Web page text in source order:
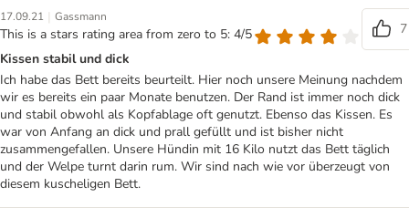
17.09.21 | Gassmann
This is a stars rating area from zero to 5: 4/5
7
Kissen stabil und dick
Ich habe das Bett bereits beurteilt. Hier noch unsere Meinung nachdem
wir es bereits ein paar Monate benutzen. Der Rand ist immer noch dick
und stabil obwohl als Kopfablage oft genutzt. Ebenso das Kissen. Es
war von Anfang an dick und prall gefüllt und ist bisher nicht
zusammengefallen. Unsere Hündin mit 16 Kilo nutzt das Bett täglich
und der Welpe turnt darin rum. Wir sind nach wie vor überzeugt von
diesem kuscheligen Bett.